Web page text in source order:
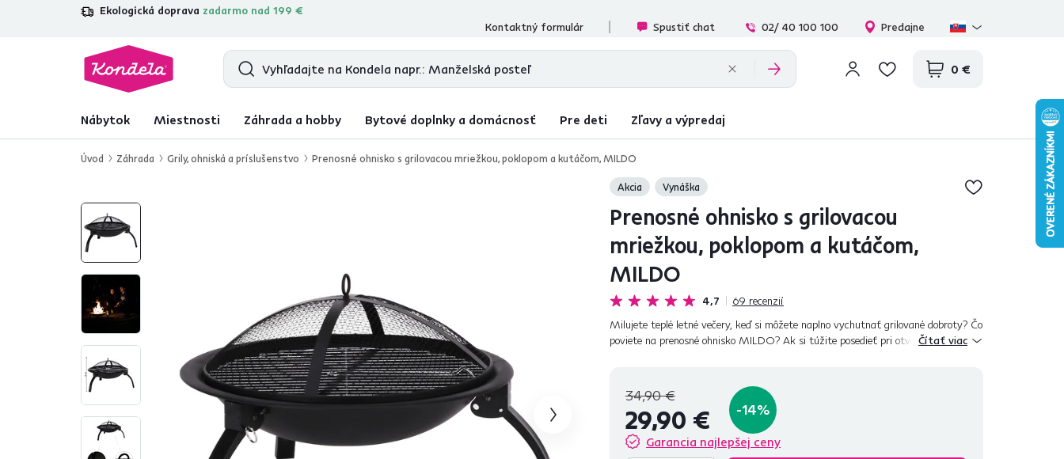
Ekologická doprava zadarmo nad 199 €
4,7 31 157overených produktových recenzií
Kontaktný formulár
Spustiť chat 02/ 40 100 100 Predajne
0 €
Nábytok Miestnosti Záhrada a hobby Bytové doplnky a domácnosť Pre deti Zľavy a výpredaj
Úvod Záhrada Grily, ohniská a príslušenstvo Prenosné ohnisko s grilovacou mriežkou, poklopom a kutáčom, MILDO
Akcia Vynáška
Prenosné ohnisko s grilovacou
mriežkou, poklopom a kutáčom,
MILDO
4,7 69 recenzií
Milujete teplé letné večery, keď si môžete naplno vychutnať grilované dobroty? Čo
poviete na prenosné ohnisko MILDO? Ak si túžite posedieť pri otvorenom ohni, no
Čítať viac
34,90 €
29,90 € -14%
Garancia najlepšej ceny